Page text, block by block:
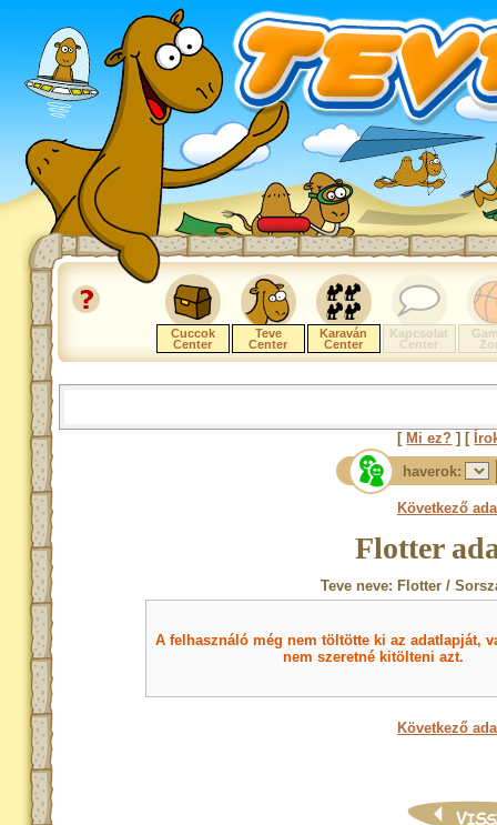
Cuccok
Center
Teve
Center
Karaván
Center
Kapcsolat
Center
[ Mi ez? ] [
haverok:
Következő
Flotter
Teve neve: Flotter /
A felhasználó még nem töltötte ki az adatlapját,
nem szeretné kitölteni azt.
Következő